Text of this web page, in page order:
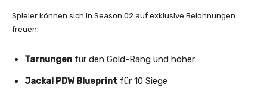
Spieler können sich in Season 02 auf exklusive Belohnungen
freuen:
Tarnungen für den Gold-Rang und höher
Jackal PDW Blueprint für 10 Siege